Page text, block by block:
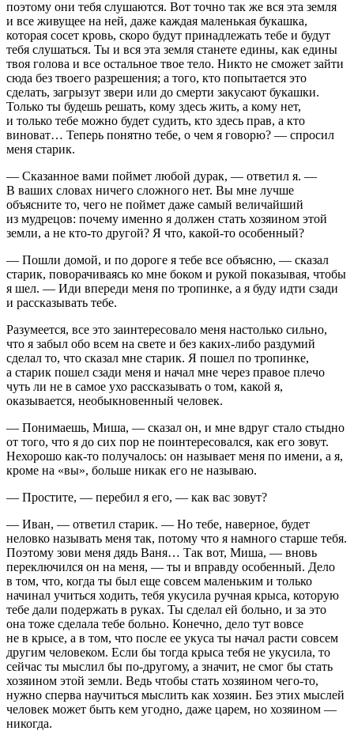
поэтому они тебя слушаются. Вот точно так же вся эта земля
и все живущее на ней, даже каждая маленькая букашка,
которая сосет кровь, скоро будут принадлежать тебе и будут
тебя слушаться. Ты и вся эта земля станете едины, как едины
твоя голова и все остальное твое тело. Никто не сможет зайти
сюда без твоего разрешения; а того, кто попытается это
сделать, загрызут звери или до смерти закусают букашки.
Только ты будешь решать, кому здесь жить, а кому нет,
и только тебе можно будет судить, кто здесь прав, а кто
виноват… Теперь понятно тебе, о чем я говорю? — спросил
меня старик.
— Сказанное вами поймет любой дурак, — ответил я. —
В ваших словах ничего сложного нет. Вы мне лучше
объясните то, чего не поймет даже самый величайший
из мудрецов: почему именно я должен стать хозяином этой
земли, а не кто-то другой? Я что, какой-то особенный?
— Пошли домой, и по дороге я тебе все объясню, — сказал
старик, поворачиваясь ко мне боком и рукой показывая, чтобы
я шел. — Иди впереди меня по тропинке, а я буду идти сзади
и рассказывать тебе.
Разумеется, все это заинтересовало меня настолько сильно,
что я забыл обо всем на свете и без каких-либо раздумий
сделал то, что сказал мне старик. Я пошел по тропинке,
а старик пошел сзади меня и начал мне через правое плечо
чуть ли не в самое ухо рассказывать о том, какой я,
оказывается, необыкновенный человек.
— Понимаешь, Миша, — сказал он, и мне вдруг стало стыдно
от того, что я до сих пор не поинтересовался, как его зовут.
Нехорошо как-то получалось: он называет меня по имени, а я,
кроме на «вы», больше никак его не называю.
— Простите, — перебил я его, — как вас зовут?
— Иван, — ответил старик. — Но тебе, наверное, будет
неловко называть меня так, потому что я намного старше тебя.
Поэтому зови меня дядь Ваня… Так вот, Миша, — вновь
переключился он на меня, — ты и вправду особенный. Дело
в том, что, когда ты был еще совсем маленьким и только
начинал учиться ходить, тебя укусила ручная крыса, которую
тебе дали подержать в руках. Ты сделал ей больно, и за это
она тоже сделала тебе больно. Конечно, дело тут вовсе
не в крысе, а в том, что после ее укуса ты начал расти совсем
другим человеком. Если бы тогда крыса тебя не укусила, то
сейчас ты мыслил бы по-другому, а значит, не смог бы стать
хозяином этой земли. Ведь чтобы стать хозяином чего-то,
нужно сперва научиться мыслить как хозяин. Без этих мыслей
человек может быть кем угодно, даже царем, но хозяином —
никогда.